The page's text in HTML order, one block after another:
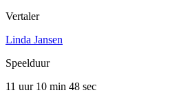
Vertaler
Linda Jansen
Speelduur
11 uur 10 min 48 sec